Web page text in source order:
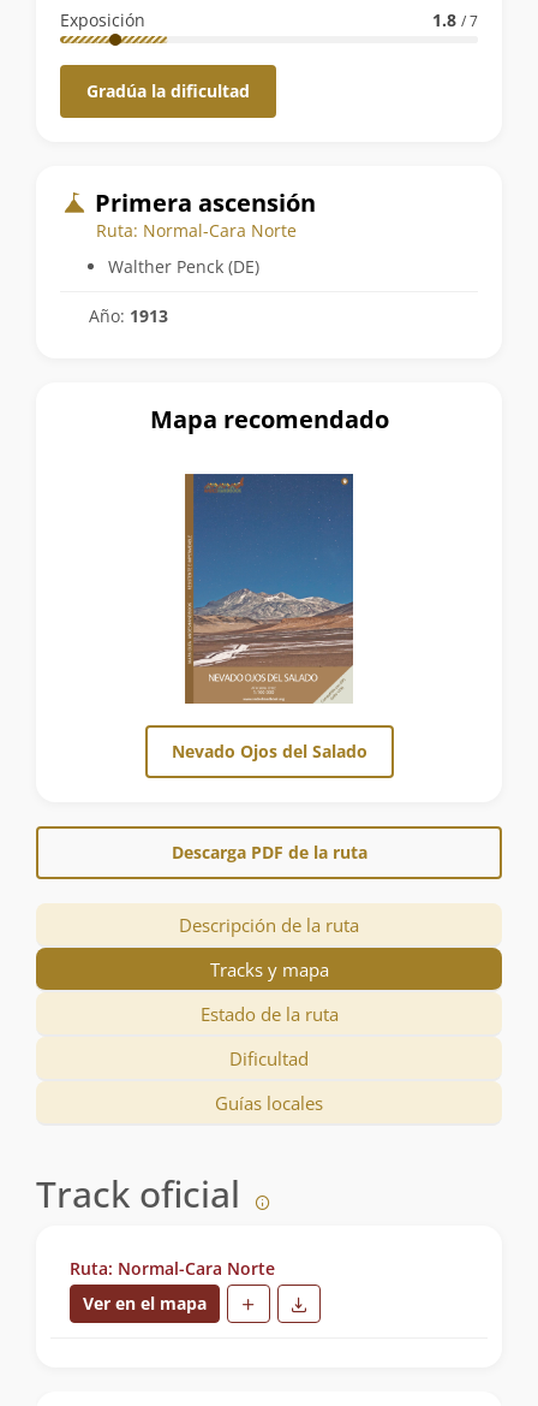
Exposición 1.8 / 7
Gradúa la dificultad
Primera ascensión
Ruta: Normal-Cara Norte
Walther Penck (DE)
Año: 1913
Mapa recomendado
Nevado Ojos del Salado
Descarga PDF de la ruta
Descripción de la ruta
Tracks y mapa
Estado de la ruta
Dificultad
Guías locales
Track oficial
Ruta: Normal-Cara Norte
Ver en el mapa